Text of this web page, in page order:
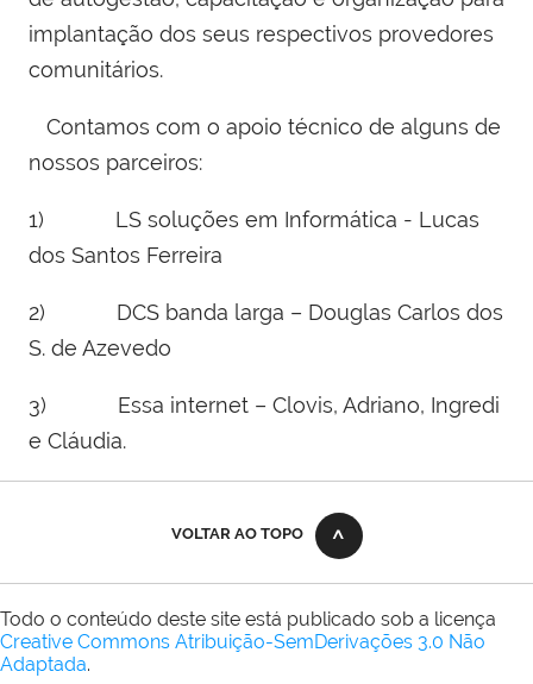
implantação dos seus respectivos provedores
comunitários.
Contamos com o apoio técnico de alguns de
nossos parceiros:
1) LS soluções em Informática - Lucas
dos Santos Ferreira
2) DCS banda larga – Douglas Carlos dos
S. de Azevedo
3) Essa internet – Clovis, Adriano, Ingredi
e Cláudia.
VOLTAR AO TOPO
Todo o conteúdo deste site está publicado sob a licença
Creative Commons Atribuição-SemDerivações 3.0 Não
Adaptada.